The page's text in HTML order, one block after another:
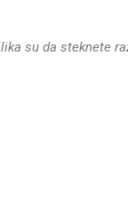
su da steknete